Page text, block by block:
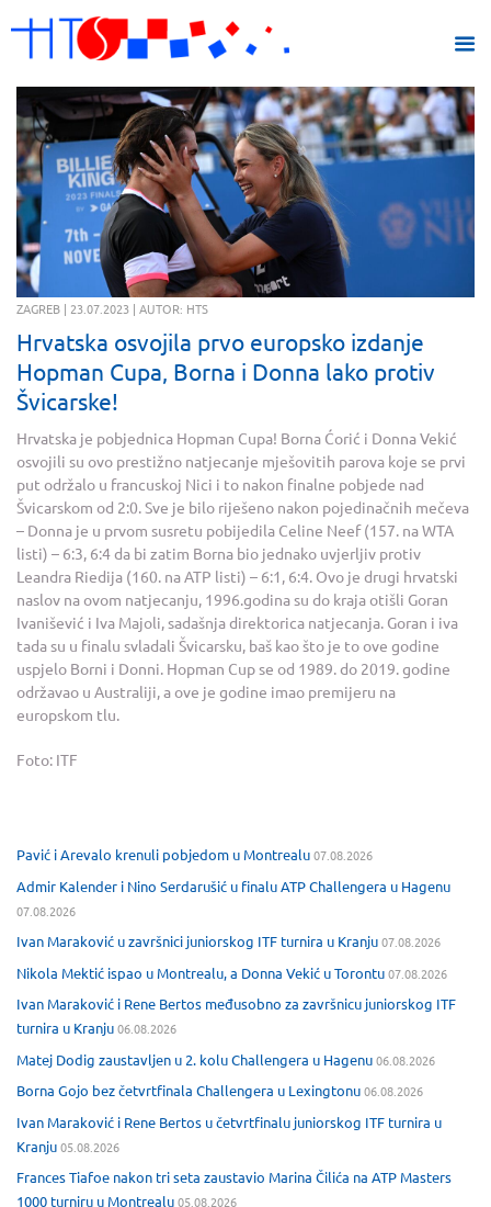
ZAGREB | 23.07.2023 | AUTOR: HTS
Hrvatska osvojila prvo europsko izdanje
Hopman Cupa, Borna i Donna lako protiv
Švicarske!
Hrvatska je pobjednica Hopman Cupa! Borna Ćorić i Donna Vekić
osvojili su ovo prestižno natjecanje mješovitih parova koje se prvi
put održalo u francuskoj Nici i to nakon finalne pobjede nad
Švicarskom od 2:0. Sve je bilo riješeno nakon pojedinačnih mečeva
– Donna je u prvom susretu pobijedila Celine Neef (157. na WTA
listi) – 6:3, 6:4 da bi zatim Borna bio jednako uvjerljiv protiv
Leandra Riedija (160. na ATP listi) – 6:1, 6:4. Ovo je drugi hrvatski
naslov na ovom natjecanju, 1996.godina su do kraja otišli Goran
Ivanišević i Iva Majoli, sadašnja direktorica natjecanja. Goran i iva
tada su u finalu svladali Švicarsku, baš kao što je to ove godine
uspjelo Borni i Donni. Hopman Cup se od 1989. do 2019. godine
održavao u Australiji, a ove je godine imao premijeru na
europskom tlu.
Foto: ITF
Pavić i Arevalo krenuli pobjedom u Montrealu07.08.2026
Admir Kalender i Nino Serdarušić u finalu ATP Challengera u Hagenu
07.08.2026
Ivan Maraković u završnici juniorskog ITF turnira u Kranju07.08.2026
Nikola Mektić ispao u Montrealu, a Donna Vekić u Torontu07.08.2026
Ivan Maraković i Rene Bertos međusobno za završnicu juniorskog ITF
turnira u Kranju06.08.2026
Matej Dodig zaustavljen u 2. kolu Challengera u Hagenu06.08.2026
Borna Gojo bez četvrtfinala Challengera u Lexingtonu06.08.2026
Ivan Maraković i Rene Bertos u četvrtfinalu juniorskog ITF turnira u
Kranju05.08.2026
Frances Tiafoe nakon tri seta zaustavio Marina Čilića na ATP Masters
1000 turniru u Montrealu05.08.2026